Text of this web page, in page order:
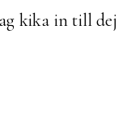
kika in till dej